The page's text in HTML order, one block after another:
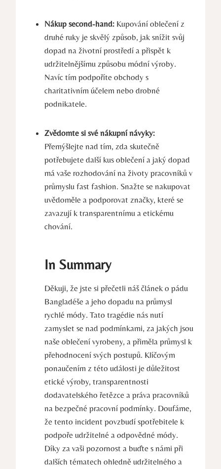
Nákup second-hand: Kupování oblečení z
druhé ruky je skvělý způsob, jak snížit svůj
dopad na životní prostředí a přispět k
udržitelnějšímu způsobu módní výroby.
Navíc tím podpoříte obchody s
charitativním účelem nebo drobné
podnikatele.
Zvědomte si své nákupní návyky:
Přemýšlejte nad tím, zda skutečně
potřebujete další kus oblečení a jaký dopad
má vaše rozhodování na životy pracovníků v
průmyslu fast fashion. Snažte se nakupovat
uvědoměle a podporovat značky, které se
zavazují k transparentnímu a etickému
chování.
In Summary
Děkuji, že jste si přečetli náš článek o pádu
Bangladéše a jeho dopadu na průmysl
rychlé módy. Tato tragédie nás nutí
zamyslet se nad podmínkami, za jakých jsou
naše oblečení vyrobeny, a přiměla průmysl k
přehodnocení svých postupů. Klíčovým
ponaučením z této události je důležitost
etické výroby, transparentnosti
dodavatelského řetězce a práva pracovníků
na bezpečné pracovní podmínky. Doufáme,
že tento incident povzbudí spotřebitele k
podpoře udržitelné a odpovědné módy.
Díky za vaši pozornost a buďte s námi při
dalších tématech ohledně udržitelného a